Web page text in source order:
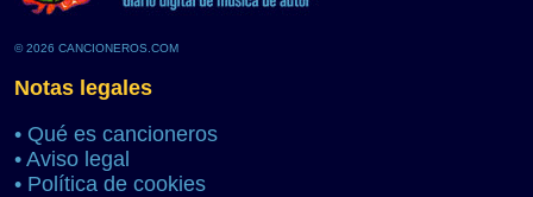
© 2026 CANCIONEROS.COM
Notas legales
• Qué es cancioneros
• Aviso legal
• Política de cookies